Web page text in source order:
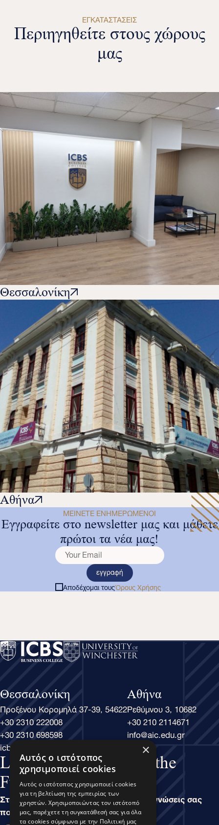
ΕΓΚΑΤΑΣΤΆΣΕΙΣ
Περιηγηθείτε στους χώρους
μας
Θεσσαλονίκη
Αθήνα
ΜΕΊΝΕΤΕ ΕΝΗΜΕΡΩΜΈΝΟΙ
Εγγραφείτε στο newsletter μας και μάθετε
πρώτοι τα νέα μας!
εγγραφή
Αποδέχομαι τουςΌρους Χρήσης
Θεσσαλονίκη
Προξένου Κορομηλά 37-39, 54622
+30 2310 222008
+30 2310 698598
icbs@icbs.gr
Αθήνα
Ρεθύμνου 3, 10682
+30 210 2114671
info@aic.edu.gr
Learn Business, Lead the
Future
Στην άσκηση του Μάνατζμεντ, είναι οι γνώσεις σας
που καθορίζουν τις δυνατότητές σας.
×
Αυτός ο ιστότοπος
χρησιμοποιεί cookies
Αυτός ο ιστότοπος χρησιμοποιεί cookies
για τη βελτίωση της εμπειρίας των
χρηστών. Χρησιμοποιώντας τον ιστότοπό
μας, παρέχετε τη συγκατάθεσή σας για όλα
τα cookies σύμφωνα με την Πολιτική μας